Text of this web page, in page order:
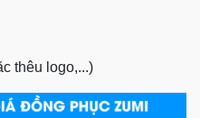
thêu logo,...)